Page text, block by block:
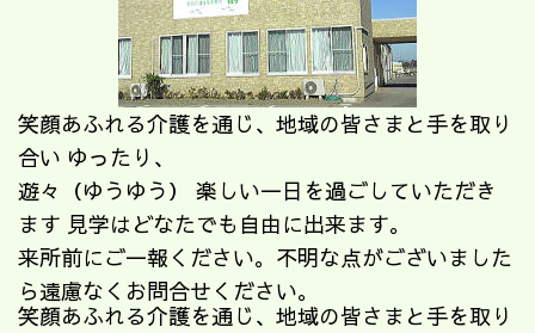
笑顔あふれる介護を通じ、地域の皆さまと手を取り
合い ゆったり、
遊々（ゆうゆう） 楽しい一日を過ごしていただき
ます 見学はどなたでも自由に出来ます。
来所前にご一報ください。不明な点がございました
ら遠慮なくお問合せください。
笑顔あふれる介護を通じ、地域の皆さまと手を取り